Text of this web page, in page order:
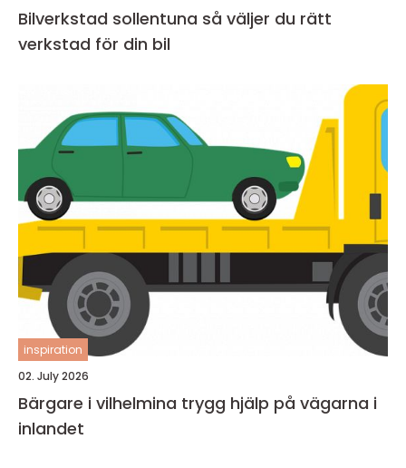
Bilverkstad sollentuna så väljer du rätt
verkstad för din bil
inspiration
02. July 2026
Bärgare i vilhelmina trygg hjälp på vägarna i
inlandet